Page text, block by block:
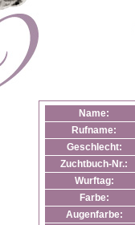
Name:
Rufname:
Geschlecht:
Zuchtbuch-Nr.:
Wurftag:
Farbe:
Augenfarbe: